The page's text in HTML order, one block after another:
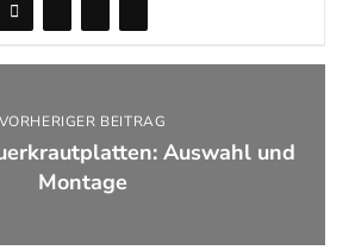
VORHERIGER BEITRAG
Auswahl und
Montage